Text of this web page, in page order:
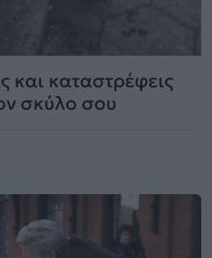
και καταστρέφεις
σκύλο σου